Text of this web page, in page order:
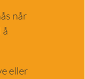
når
å
eller